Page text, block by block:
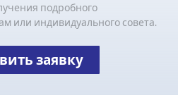
подробного
или индивидуального совета.
заявку